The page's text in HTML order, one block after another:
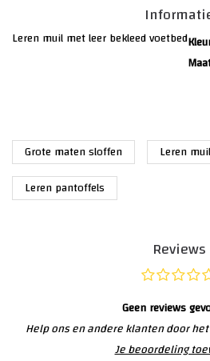
Leren muil met leer bekleed voetbed
Grote maten sloffen
Leren
Leren pantoffels
Reviews
Geen reviews
Help ons en andere klanten door
Je beoordeling